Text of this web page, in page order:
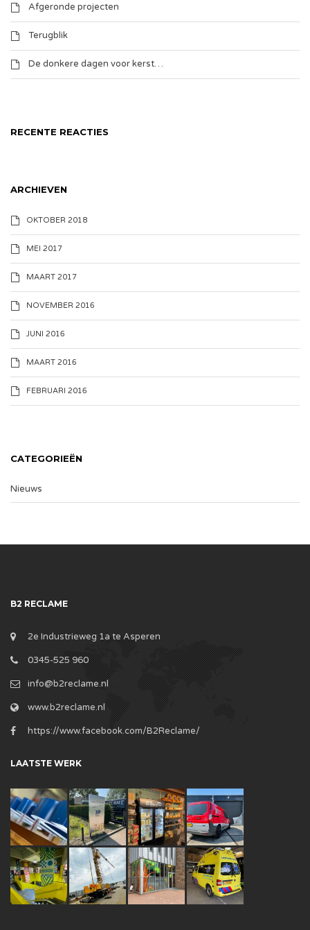
Afgeronde projecten
Terugblik
De donkere dagen voor kerst…
RECENTE REACTIES
ARCHIEVEN
OKTOBER 2018
MEI 2017
MAART 2017
NOVEMBER 2016
JUNI 2016
MAART 2016
FEBRUARI 2016
CATEGORIEËN
Nieuws
B2 RECLAME
2e Industrieweg 1a te Asperen
0345-525 960
info@b2reclame.nl
www.b2reclame.nl
https://www.facebook.com/B2Reclame/
LAATSTE WERK